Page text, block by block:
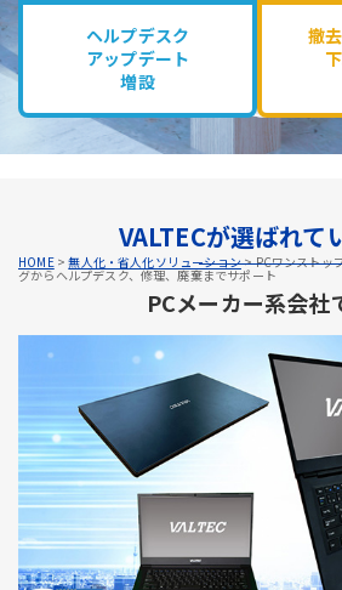
HOME>無人化・省人化ソリューション>PCワンストッ
グからヘルプデスク、修理、廃棄までサポート
ヘルプデスク
アップデート
増設
撤
VALTECが選ばれて
PCメーカー系会社